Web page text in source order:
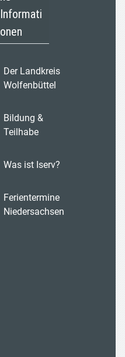
Informati
onen
Der Landkreis
Wolfenbüttel
Bildung &
Teilhabe
Was ist Iserv?
Ferientermine
Niedersachsen